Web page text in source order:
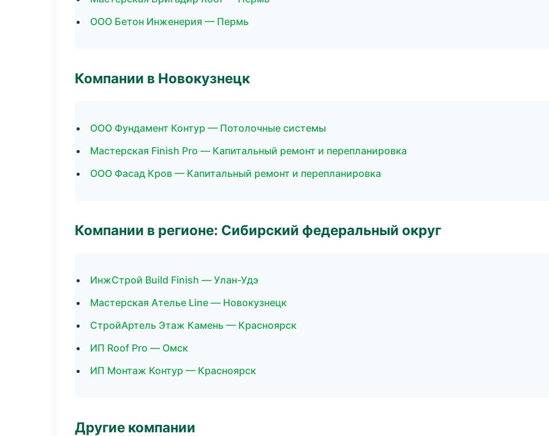
ООО Бетон Инженерия — Пермь
Компании в Новокузнецк
ООО Фундамент Контур — Потолочные системы
Мастерская Finish Pro — Капитальный ремонт и перепланировка
ООО Фасад Кров — Капитальный ремонт и перепланировка
Компании в регионе: Сибирский федеральный округ
ИнжСтрой Build Finish — Улан-Удэ
Мастерская Ателье Line — Новокузнецк
СтройАртель Этаж Камень — Красноярск
ИП Roof Pro — Омск
ИП Монтаж Контур — Красноярск
Другие компании